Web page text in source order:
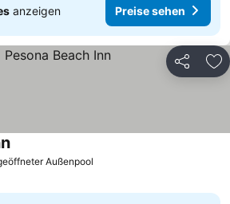
anzeigen Preise sehen
Teilen
Außenpool